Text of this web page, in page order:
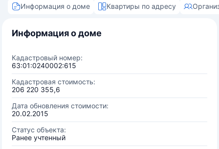
Информация о доме Квартиры по адресу
Информация о доме
Кадастровый номер:
63:01:0240002:615
Кадастровая стоимость:
206 220 355,6
Дата обновления стоимости:
20.02.2015
Статус объекта:
Ранее учтенный